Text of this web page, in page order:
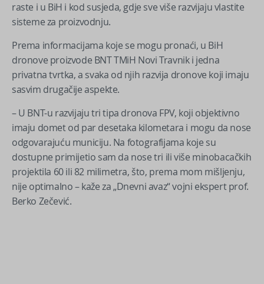
raste i u BiH i kod susjeda, gdje sve više razvijaju vlastite
sisteme za proizvodnju.
Prema informacijama koje se mogu pronaći, u BiH
dronove proizvode BNT TMiH Novi Travnik i jedna
privatna tvrtka, a svaka od njih razvija dronove koji imaju
sasvim drugačije aspekte.
– U BNT-u razvijaju tri tipa dronova FPV, koji objektivno
imaju domet od par desetaka kilometara i mogu da nose
odgovarajuću municiju. Na fotografijama koje su
dostupne primijetio sam da nose tri ili više minobacačkih
projektila 60 ili 82 milimetra, što, prema mom mišljenju,
nije optimalno – kaže za „Dnevni avaz“ vojni ekspert prof.
Berko Zečević.